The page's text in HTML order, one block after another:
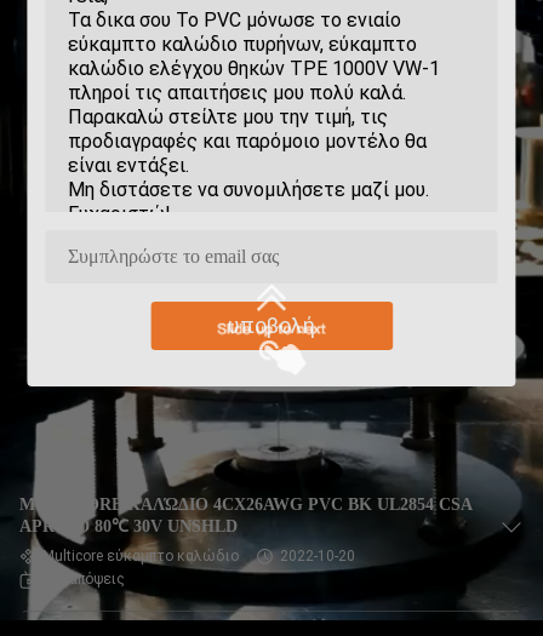
υποβολή
MULTICORE ΚΑΛΏΔΙΟ 4CX26AWG PVC BK UL2854 CSA
APRVED 80℃ 30V UNSHLD
Multicore εύκαμπτο καλώδιο
2022-10-20
35 απόψεις